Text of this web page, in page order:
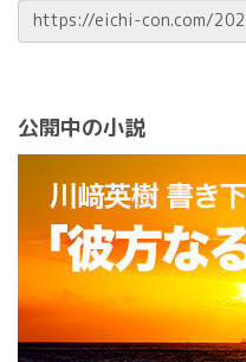
公開中の小説